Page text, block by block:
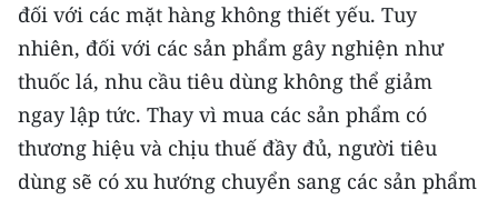
đối với các mặt hàng không thiết yếu. Tuy
nhiên, đối với các sản phẩm gây nghiện như
thuốc lá, nhu cầu tiêu dùng không thể giảm
ngay lập tức. Thay vì mua các sản phẩm có
thương hiệu và chịu thuế đầy đủ, người tiêu
dùng sẽ có xu hướng chuyển sang các sản phẩm